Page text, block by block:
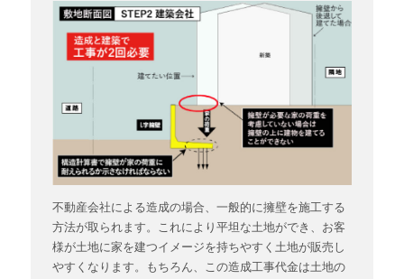
不動産会社による造成の場合、一般的に擁壁を施工する
方法が取られます。これにより平坦な土地ができ、お客
様が土地に家を建つイメージを持ちやすく土地が販売し
やすくなります。もちろん、この造成工事代金は土地の